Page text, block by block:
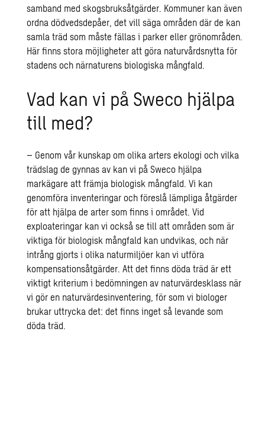
samband med skogsbruksåtgärder. Kommuner kan även
ordna dödvedsdepåer, det vill säga områden där de kan
samla träd som måste fällas i parker eller grönområden.
Här finns stora möjligheter att göra naturvårdsnytta för
stadens och närnaturens biologiska mångfald.
Vad kan vi på Sweco hjälpa
till med?
– Genom vår kunskap om olika arters ekologi och vilka
trädslag de gynnas av kan vi på Sweco hjälpa
markägare att främja biologisk mångfald. Vi kan
genomföra inventeringar och föreslå lämpliga åtgärder
för att hjälpa de arter som finns i området. Vid
exploateringar kan vi också se till att områden som är
viktiga för biologisk mångfald kan undvikas, och när
intrång gjorts i olika naturmiljöer kan vi utföra
kompensationsåtgärder. Att det finns döda träd är ett
viktigt kriterium i bedömningen av naturvärdesklass när
vi gör en naturvärdesinventering, för som vi biologer
brukar uttrycka det: det finns inget så levande som
döda träd.